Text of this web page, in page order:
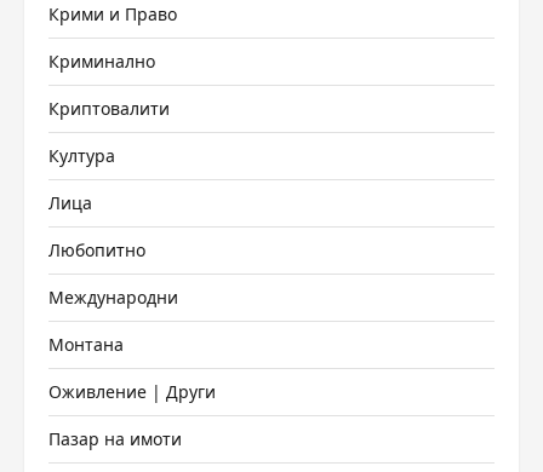
Крими и Право
Криминално
Криптовалити
Култура
Лица
Любопитно
Международни
Монтана
Оживление | Други
Пазар на имоти